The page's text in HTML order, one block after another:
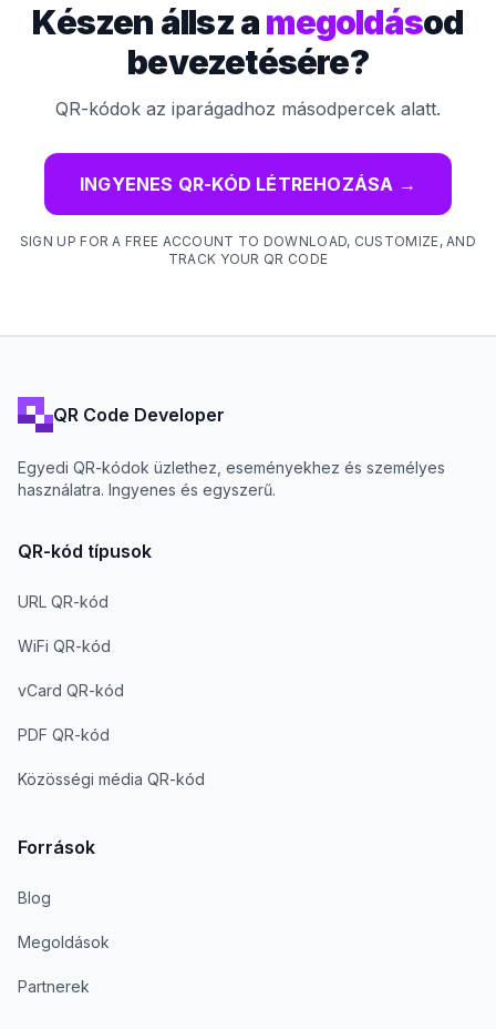
Készen állsz amegoldásod
bevezetésére?
QR-kódok az iparágadhoz másodpercek alatt.
INGYENES QR-KÓD LÉTREHOZÁSA →
SIGN UP FOR A FREE ACCOUNT TO DOWNLOAD, CUSTOMIZE, AND
TRACK YOUR QR CODE
QR Code Developer
Egyedi QR-kódok üzlethez, eseményekhez és személyes
használatra. Ingyenes és egyszerű.
QR-kód típusok
URL QR-kód
WiFi QR-kód
vCard QR-kód
PDF QR-kód
Közösségi média QR-kód
Források
Blog
Megoldások
Partnerek